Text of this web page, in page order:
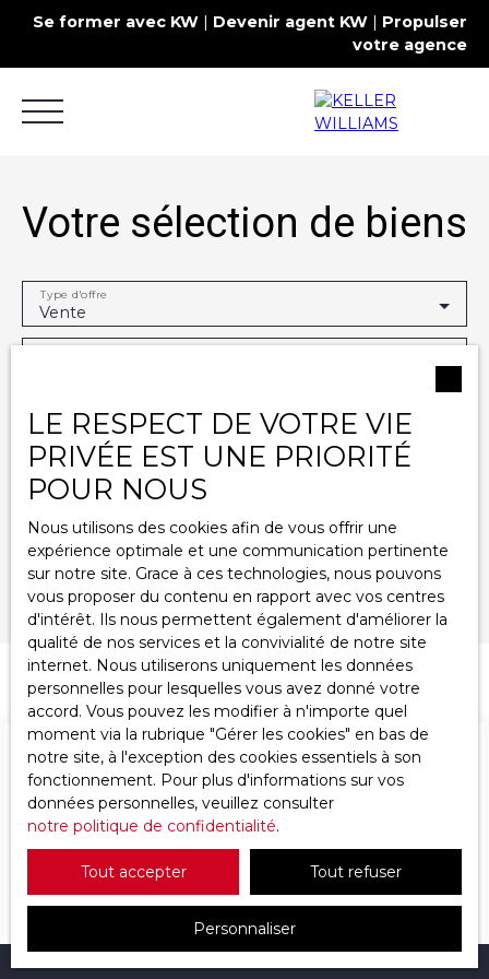
Se former avec KW | Devenir agent KW | Propulser
votre agence
Acheter Commercial
Votre sélection de biens
Vente
Type d'offre
Localisation
Budget max (€)
Surface min (m²)
Rechercher
Pertinence
Trier par Créer une alerte
Vous n'avez actuellement aucun favori
LE RESPECT DE VOTRE VIE
PRIVÉE EST UNE PRIORITÉ
POUR NOUS
Nous utilisons des cookies afin de vous offrir une
expérience optimale et une communication pertinente
sur notre site. Grace à ces technologies, nous pouvons
vous proposer du contenu en rapport avec vos centres
d'intérêt. Ils nous permettent également d'améliorer la
qualité de nos services et la convivialité de notre site
internet. Nous utiliserons uniquement les données
personnelles pour lesquelles vous avez donné votre
accord. Vous pouvez les modifier à n'importe quel
moment via la rubrique ″Gérer les cookies″ en bas de
notre site, à l'exception des cookies essentiels à son
fonctionnement. Pour plus d'informations sur vos
données personnelles, veuillez consulter
notre politique de confidentialité.
Tout accepter Tout refuser
Personnaliser